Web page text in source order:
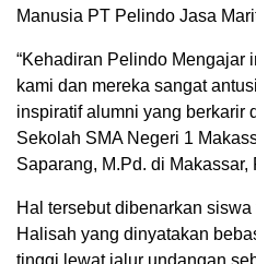
Manusia PT Pelindo Jasa
“Kehadiran Pelindo Mengajar
kami dan mereka sangat
inspiratif alumni yang berkarir
Sekolah SMA Negeri 1
Saparang, M.Pd. di Makassar,
Hal tersebut dibenarkan
Halisah yang dinyatakan
tinggi lewat jalur undangan